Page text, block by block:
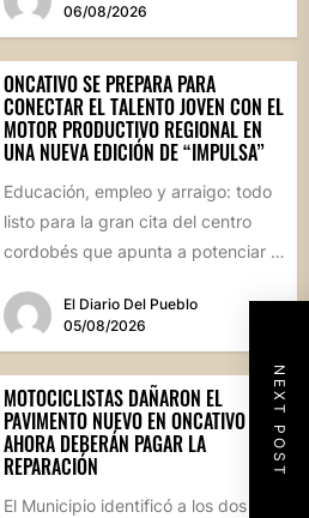
NEXT POST
06/08/2026
ONCATIVO SE PREPARA PARA
CONECTAR EL TALENTO JOVEN CON EL
MOTOR PRODUCTIVO REGIONAL EN
UNA NUEVA EDICIÓN DE “IMPULSA”
Educación, empleo y arraigo: todo
listo para la gran cita del centro
cordobés que apunta a potenciar el
El Diario Del Pueblo
05/08/2026
MOTOCICLISTAS DAÑARON EL
PAVIMENTO NUEVO EN ONCATIVO Y
AHORA DEBERÁN PAGAR LA
REPARACIÓN
El Municipio identificó a los dos